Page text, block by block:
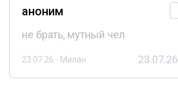
аноним
не брать, мутный чел
23.07.26 - Милан 23.07.26